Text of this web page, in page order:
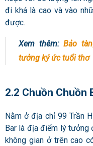
đi khá là cao và vào
được.
Xem thêm:Bảo
tưởng ký ức tuổi thơ
2.2 Chuồn Chuồn
Nằm ở địa chỉ 99 Trần
Bar là địa điểm lý tưởng
không gian ở trên cao